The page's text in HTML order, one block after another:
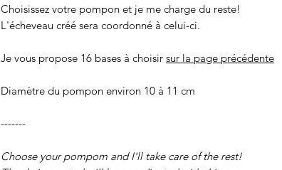
Choisissez votre pompon et je me charge du reste!
L'écheveau créé sera coordonné à celui-ci.
Je vous propose 16 bases à choisir sur la page précédente
Diamètre du pompon environ 10 à 11 cm
-------
Choose your pompom and I'll take care of the rest!